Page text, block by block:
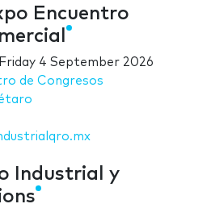
Encuentro
Friday 4 September 2026
de Congresos
Industrial y